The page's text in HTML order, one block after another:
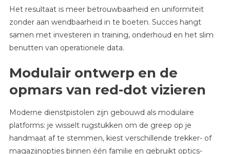
Het resultaat is meer betrouwbaarheid en uniformiteit
zonder aan wendbaarheid in te boeten. Succes hangt
samen met investeren in training, onderhoud en het slim
benutten van operationele data.
Modulair ontwerp en de
opmars van red-dot vizieren
Moderne dienstpistolen zijn gebouwd als modulaire
platforms: je wisselt rugstukken om de greep op je
handmaat af te stemmen, kiest verschillende trekker- of
magazijnopties binnen één familie en gebruikt optics-